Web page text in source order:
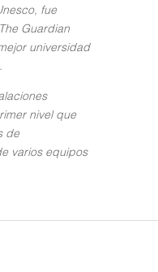
fue
Guardian
universidad
nivel que
de
varios equipos